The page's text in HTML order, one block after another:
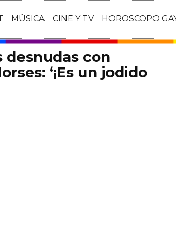
MÚSICA CINE Y TV HOROSCOPO
desnudas con
‘¡Es un jodido